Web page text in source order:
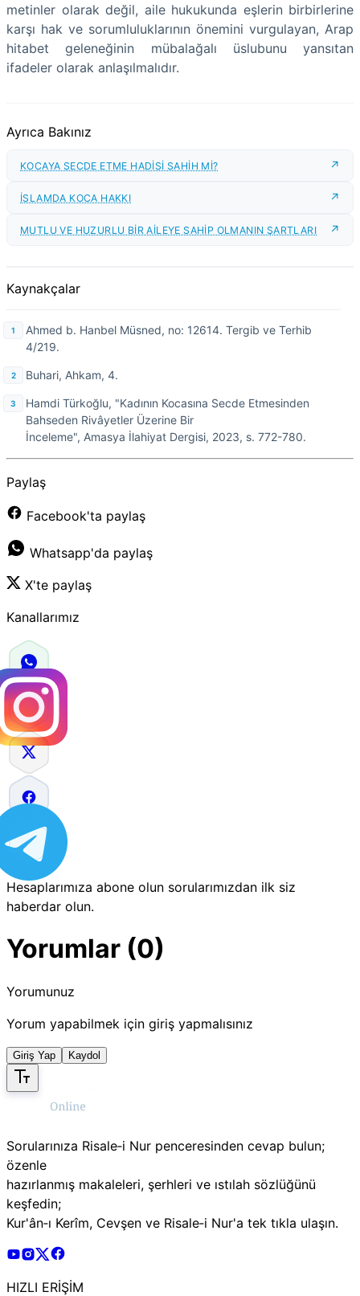
metinler olarak değil, aile hukukunda eşlerin birbirlerine
karşı hak ve sorumluluklarının önemini vurgulayan, Arap
hitabet geleneğinin mübalağalı üslubunu yansıtan
ifadeler olarak anlaşılmalıdır.
Ayrıca Bakınız
KOCAYA SECDE ETME HADİSİ SAHİH Mİ?
İSLAMDA KOCA HAKKI
MUTLU VE HUZURLU BİR AİLEYE SAHİP OLMANIN ŞARTLARI
Kaynakçalar
Ahmed b. Hanbel Müsned, no: 12614. Tergib ve Terhib
4/219.
Buhari, Ahkam, 4.
Hamdi Türkoğlu, "Kadının Kocasına Secde Etmesinden
Bahseden Rivâyetler Üzerine Bir
İnceleme", Amasya İlahiyat Dergisi, 2023, s. 772-780.
Paylaş
Facebook'ta paylaş
Whatsapp'da paylaş
X'te paylaş
Kanallarımız
Hesaplarımıza abone olun sorularımızdan ilk siz
haberdar olun.
Yorumlar (0)
Yorumunuz
Yorum yapabilmek için giriş yapmalısınız
Giriş Yap Kaydol
Sorularınıza Risale‑i Nur penceresinden cevap bulun;
özenle
hazırlanmış makaleleri, şerhleri ve ıstılah sözlüğünü
keşfedin;
Kur'ân‑ı Kerîm, Cevşen ve Risale‑i Nur'a tek tıkla ulaşın.
Risale Online Youtube Hesabı
Risale Online Instagram Hesabı
Risale Online X Hesabı
HIZLI ERİŞİM